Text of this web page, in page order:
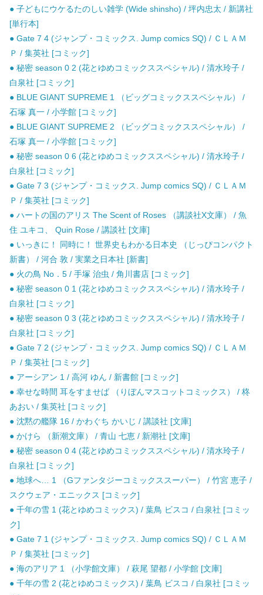
● 子どもにウケるたのしい雑学 (Wide shinsho) / 坪内忠太 / 新講社
[単行本]
● Gate 7 4 (ジャンプ・コミックス. Jump comics SQ) / ＣＬＡＭ
Ｐ / 集英社 [コミック]
● 秘密 season 0 2 (花とゆめコミックススペシャル) / 清水玲子 /
白泉社 [コミック]
● BLUE GIANT SUPREME 1 （ビッグコミックススペシャル） /
石塚 真一 / 小学館 [コミック]
● BLUE GIANT SUPREME 2 （ビッグコミックススペシャル） /
石塚 真一 / 小学館 [コミック]
● 秘密 season 0 6 (花とゆめコミックススペシャル) / 清水玲子 /
白泉社 [コミック]
● Gate 7 3 (ジャンプ・コミックス. Jump comics SQ) / ＣＬＡＭ
Ｐ / 集英社 [コミック]
● ハートの国のアリス The Scent of Roses （講談社X文庫） / 魚
住 ユキコ、 Quin Rose / 講談社 [文庫]
● いっきに！ 同時に！ 世界史もわかる日本史 （じっぴコンパクト
新書） / 河合 敦 / 実業之日本社 [新書]
● 火の鳥 No．5 / 手塚 治虫 / 角川書店 [コミック]
● 秘密 season 0 1 (花とゆめコミックススペシャル) / 清水玲子 /
白泉社 [コミック]
● 秘密 season 0 3 (花とゆめコミックススペシャル) / 清水玲子 /
白泉社 [コミック]
● Gate 7 2 (ジャンプ・コミックス. Jump comics SQ) / ＣＬＡＭ
Ｐ / 集英社 [コミック]
● アーシアン 1 / 高河 ゆん / 新書館 [コミック]
● 幸せな時間 耳をすませば （りぼんマスコットコミックス） / 柊
あおい / 集英社 [コミック]
● 沈黙の艦隊 16 / かわぐち かいじ / 講談社 [文庫]
● かけら （新潮文庫） / 青山 七恵 / 新潮社 [文庫]
● 秘密 season 0 4 (花とゆめコミックススペシャル) / 清水玲子 /
白泉社 [コミック]
● 地球へ… 1 （Gファンタジーコミックススーパー） / 竹宮 恵子 /
スクウェア・エニックス [コミック]
● 千年の雪 1 (花とゆめコミックス) / 葉鳥 ビスコ / 白泉社 [コミッ
ク]
● Gate 7 1 (ジャンプ・コミックス. Jump comics SQ) / ＣＬＡＭ
Ｐ / 集英社 [コミック]
● 海のアリア 1 （小学館文庫） / 萩尾 望都 / 小学館 [文庫]
● 千年の雪 2 (花とゆめコミックス) / 葉鳥 ビスコ / 白泉社 [コミッ